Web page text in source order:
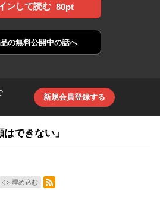
ンして読む 80pt
の無料公開中の話へ
新規会員登録する
できない」
埋め込む
RSSフィード